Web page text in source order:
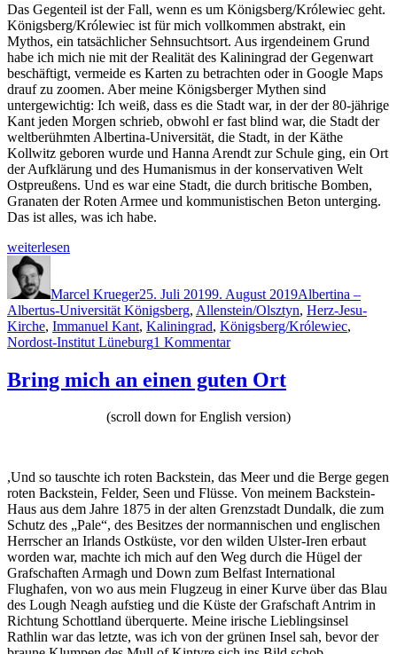
Das Gegenteil ist der Fall, wenn es um Königsberg/Królewiec geht.
Königsberg/Królewiec ist für mich vollkommen abstrakt, ein
Mythos, ein tatsächlicher Sehnsuchtsort. Aus irgendeinem Grund
habe ich mich nie mit der Realität des Kaliningrad der Gegenwart
beschäftigt, vermeide es Karten zu betrachten oder in Google Maps
drauf zu zoomen. Aber meine Königsberger Mythen sind
untergewichtig: Ich weiß, dass es die Stadt war, in der der 80-jährige
Kant jeden Morgen schrieb, obwohl er fast blind war, die Stadt der
weltberühmten Albertina-Universität, die Stadt, in der Käthe
Kollwitz geboren wurde und Hanna Arendt zur Schule ging, ein Ort
der Aufklärung und des Humanismus in der konservativen Welt
Ostpreußens. Und es war eine Stadt, die durch britische Bomben,
Granaten der Roten Armee und kommunistischen Beton unterging.
Das ist alles, was ich habe.
„Kaliningrad,
mon
amour
(I):
Duell
wegen
einer
weiterlesen
Marcel Krueger25. Juli 20199. August 2019Albertina –
Albertus-Universität Königsberg, Allenstein/Olsztyn, Herz-Jesu-
Kirche, Immanuel Kant, Kaliningrad, Königsberg/Królewiec,
Nordost-Institut Lüneburg1 Kommentarzu
mon
amour
Duell
Dame
Bring mich an einen guten Ort
(scroll down for English version)
,Und so tauschte ich roten Backstein, das Meer und die Berge gegen
roten Backstein, Felder, Seen und Flüsse. Von meinem Backstein-
Haus aus dem Jahre 1875 in der alten Grenzstadt Dundalk, die zum
Schutz des „Pale“, des Besitzes der normannischen und englischen
Herrscher an Irlands Ostküste, vor den wilden Ulster-Iren erbaut
worden war, machte ich mich auf den Weg durch die Hügel der
Grafschaften Armagh und Down zum Belfast International
Flughafen, von wo aus mein Flugzeug in einer Kurve über das Blau
des Lough Neagh aufstieg und die Küste der Grafschaft Antrim in
Richtung Schottland überquerte. Meine irische Lieblingsinsel
Rathlin war das letzte, was ich von der grünen Insel sah, bevor der